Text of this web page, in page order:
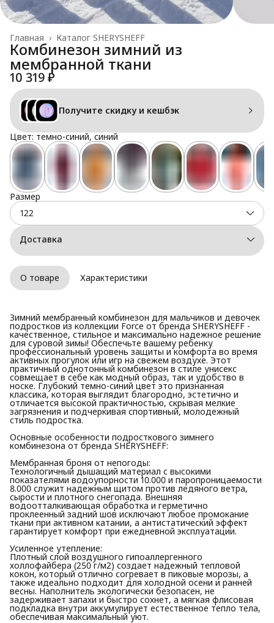
Каталог SHERYSHEFF
Главная ›
Комбинезон зимний из
мембранной ткани
10 319 ₽
Получите скидку и кешбэк
Цвет: темно-синий, синий
Размер
122
Доставка
О товаре Характеристики
Зимний мембранный комбинезон для мальчиков и девочек
подростков из коллекции Force от бренда SHERYSHEFF -
качественное, стильное и максимально надежное решение
для суровой зимы! Обеспечьте вашему ребенку
профессиональный уровень защиты и комфорта во время
активных прогулок или игр на свежем воздухе. Этот
практичный однотонный комбинезон в стиле унисекс
совмещает в себе как модный образ, так и удобство в
носке. Глубокий темно-синий цвет это признанная
классика, которая выглядит благородно, эстетично и
отличается высокой практичностью, скрывая мелкие
загрязнения и подчеркивая спортивный, молодежный
стиль подростка.
Основные особенности подросткового зимнего
комбинезона от бренда SHERYSHEFF:
Мембранная броня от непогоды:
Технологичный дышащий материал с высокими
показателями водоупорности 10.000 и паропроницаемости
8.000 служит надежным щитом против ледяного ветра,
сырости и плотного снегопада. Внешняя
водоотталкивающая обработка и герметично
проклеенный задний шов исключают любое промокание
ткани при активном катании, а антистатический эффект
гарантирует комфорт при ежедневной эксплуатации.
Усиленное утепление:
Плотный слой воздушного гипоаллергенного
холлофайбера (250 г/м2) создает надежный тепловой
кокон, который отлично согревает в пиковые морозы, а
также идеально подходит для холодной осени и ранней
весны. Наполнитель экологически безопасен, не
задерживает запахи и быстро сохнет, а мягкая флисовая
подкладка внутри аккумулирует естественное тепло тела,
обеспечивая максимальный уют.